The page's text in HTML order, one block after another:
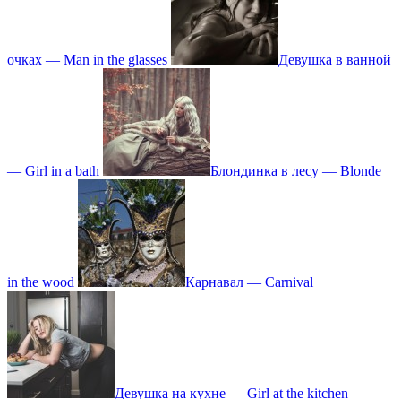
очках — Man in the glasses Девушка в ванной
— Girl in a bath Блондинка в лесу — Blonde
in the wood Карнавал — Carnival
Девушка на кухне — Girl at the kitchen